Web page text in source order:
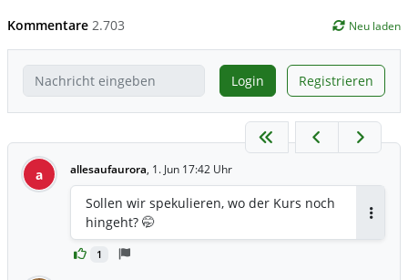
Kommentare 2.703 Neu laden
Login Registrieren
a allesaufaurora, 1. Jun 17:42 Uhr
1
Sollen wir spekulieren, wo der Kurs noch
hingeht? 🤭